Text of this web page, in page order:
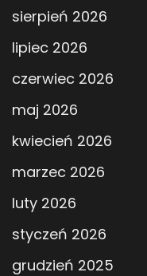
sierpień 2026
lipiec 2026
czerwiec 2026
maj 2026
kwiecień 2026
marzec 2026
luty 2026
styczeń 2026
grudzień 2025